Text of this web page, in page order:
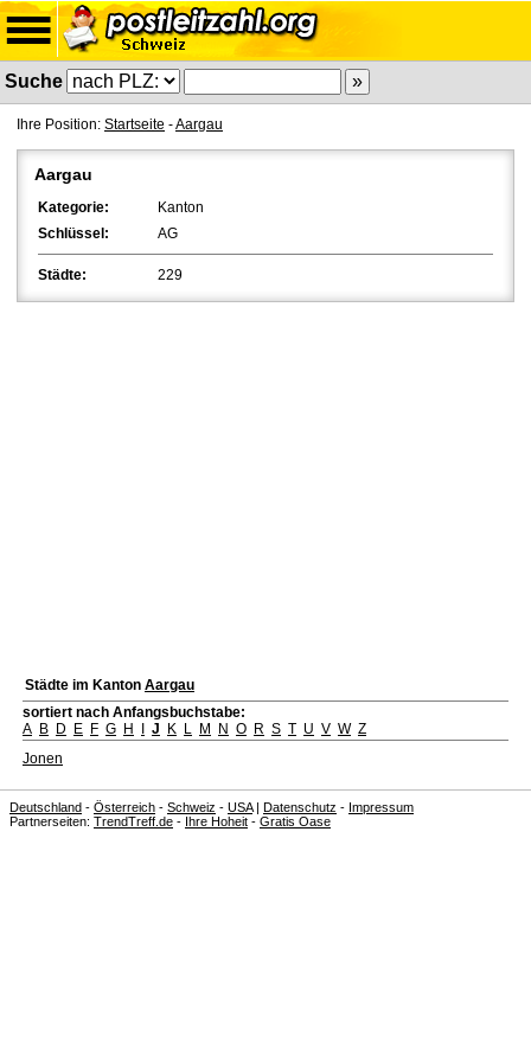
Suche
Ihre Position: Startseite -Aargau
Aargau
Kategorie:
Kanton
Schlüssel:
AG
Städte: 229
Städte im Kanton Aargau
sortiert nach Anfangsbuchstabe:
A B D E F G H J K L M N O R S T U V W Z
Jonen
Deutschland - Österreich - Schweiz - USA| Datenschutz - Impressum
Partnerseiten: TrendTreff.de - Ihre Hoheit - Gratis Oase